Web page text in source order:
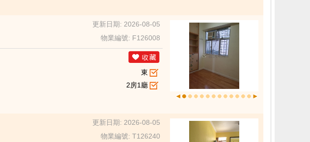
更新日期: 2026-08-05
物業編號: F126008
東
2房1廳
更新日期: 2026-08-05
物業編號: T126240